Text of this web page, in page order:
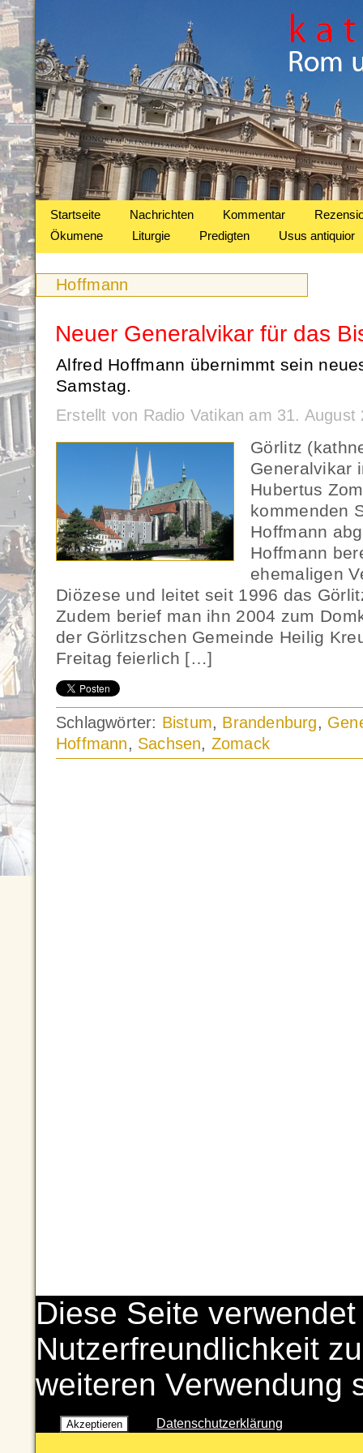
Startseite Nachrichten Kommentar
Ökumene
Liturgie Predigten Usus antiquior
Hoffmann
Neuer Generalvikar für das
Alfred Hoffmann übernimmt sein
Samstag.
Erstellt von Radio Vatikan am 31. August
Görlitz
Generalvikar
Hubertus
kommenden
Hoffmann
Hoffmann
ehemaligen
Diözese und leitet seit 1996 das
Zudem berief man ihn 2004 zum
der Görlitzschen Gemeinde Heilig
Freitag feierlich […]
Schlagwörter: Bistum, Brandenburg,
Hoffmann, Sachsen, Zomack
Diese Seite
Nutzerfreundlichkeit
weiteren Verwendung
Akzeptieren Datenschutzerklärung